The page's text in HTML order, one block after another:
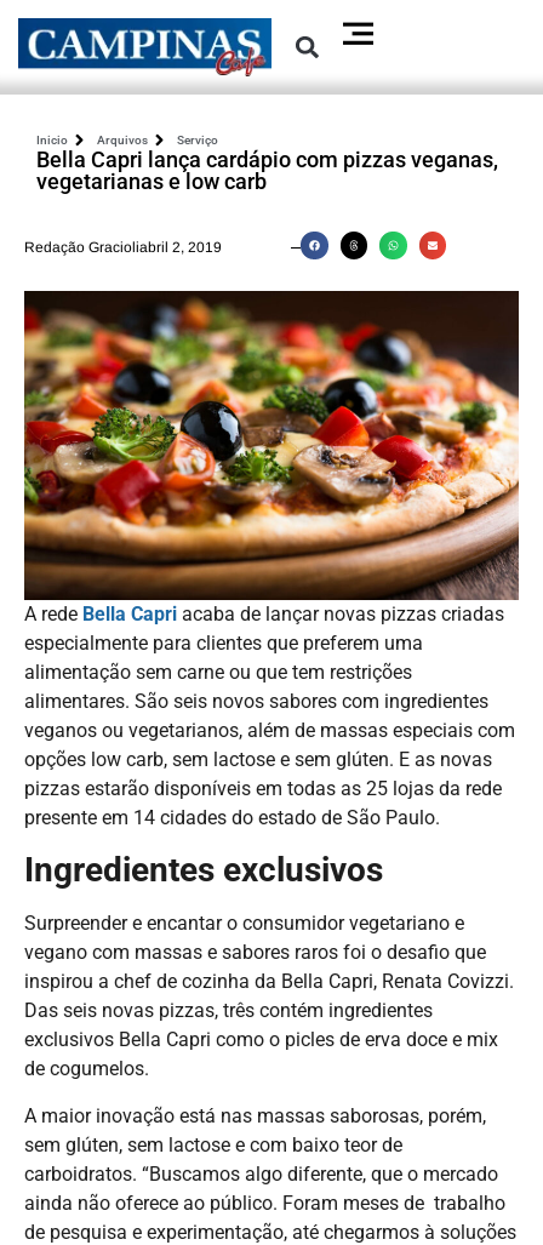
Inicio Arquivos Serviço
Bella Capri lança cardápio com pizzas veganas,
vegetarianas e low carb
Redação Gracioliabril 2, 2019
A rede Bella Capri acaba de lançar novas pizzas criadas
especialmente para clientes que preferem uma
alimentação sem carne ou que tem restrições
alimentares. São seis novos sabores com ingredientes
veganos ou vegetarianos, além de massas especiais com
opções low carb, sem lactose e sem glúten. E as novas
pizzas estarão disponíveis em todas as 25 lojas da rede
presente em 14 cidades do estado de São Paulo.
Ingredientes exclusivos
Surpreender e encantar o consumidor vegetariano e
vegano com massas e sabores raros foi o desafio que
inspirou a chef de cozinha da Bella Capri, Renata Covizzi.
Das seis novas pizzas, três contém ingredientes
exclusivos Bella Capri como o picles de erva doce e mix
de cogumelos.
A maior inovação está nas massas saborosas, porém,
sem glúten, sem lactose e com baixo teor de
carboidratos. “Buscamos algo diferente, que o mercado
ainda não oferece ao público. Foram meses de trabalho
de pesquisa e experimentação, até chegarmos à soluções